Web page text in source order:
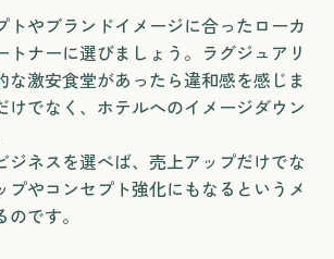
トやブランドイメージに合ったローカ
トナーに選びましょう。ラグジュアリ
な激安食堂があったら違和感を感じま
けでなく、ホテルへのイメージダウン
ジネスを選べば、売上アップだけでな
プやコンセプト強化にもなるというメ
です。